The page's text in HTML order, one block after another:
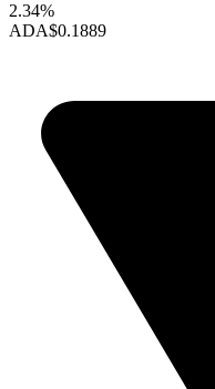
2.34%
ADA$0.1889